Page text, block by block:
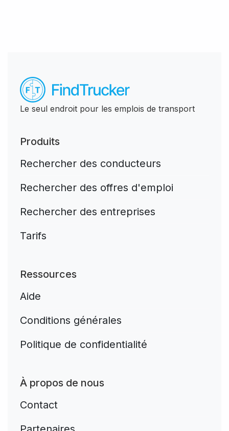
Le seul endroit pour les emplois de transport
Produits
Rechercher des conducteurs
Rechercher des offres d'emploi
Rechercher des entreprises
Tarifs
Ressources
Aide
Conditions générales
Politique de confidentialité
À propos de nous
Contact